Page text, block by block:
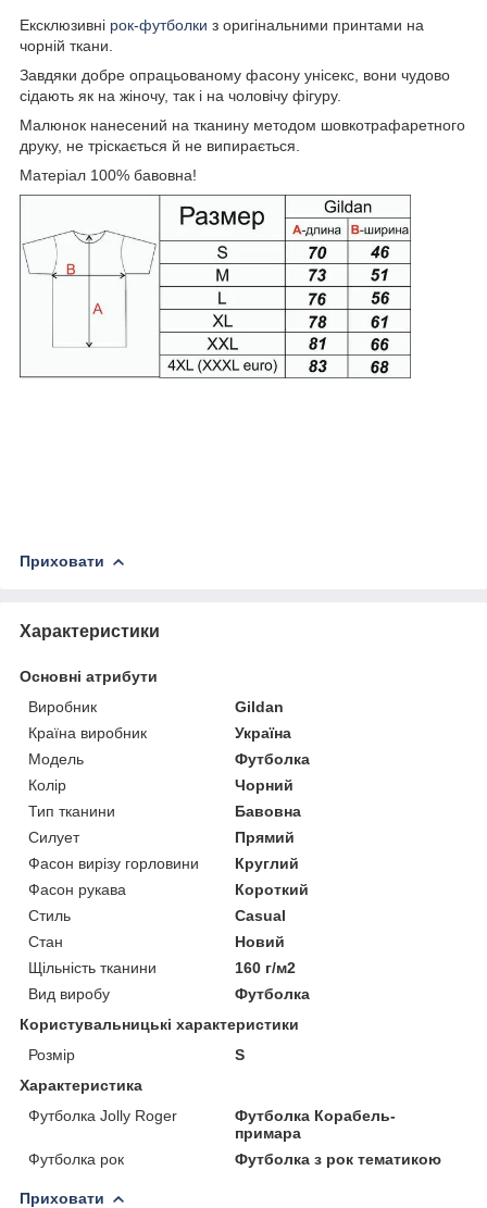
Ексклюзивні рок-футболки з оригінальними принтами на
чорній ткани.
Завдяки добре опрацьованому фасону унісекс, вони чудово
сідають як на жіночу, так і на чоловічу фігуру.
Малюнок нанесений на тканину методом шовкотрафаретного
друку, не тріскається й не випирається.
Матеріал 100% бавовна!
Приховати
Характеристики
Основні атрибути
Виробник
Gildan
Країна виробник
Україна
Модель
Футболка
Колір
Чорний
Тип тканини
Бавовна
Силует
Прямий
Фасон вирізу горловини
Круглий
Фасон рукава
Короткий
Стиль
Casual
Стан
Новий
Щільність тканини
160 г/м2
Вид виробу
Футболка
Користувальницькі характеристики
Розмір
S
Характеристика
Футболка Jolly Roger
Футболка Корабель-
примара
Футболка рок
Футболка з рок тематикою
Приховати